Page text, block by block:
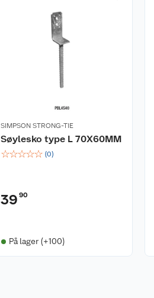
SIMPSON STRONG-TIE
Søylesko type L 70X60MM
☆☆☆☆☆ (0)
39 90
På lager (+100)